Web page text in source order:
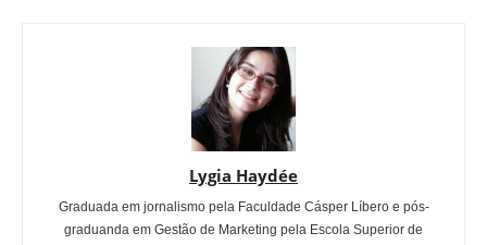
Lygia Haydée
Graduada em jornalismo pela Faculdade Cásper Líbero e pós-
graduanda em Gestão de Marketing pela Escola Superior de